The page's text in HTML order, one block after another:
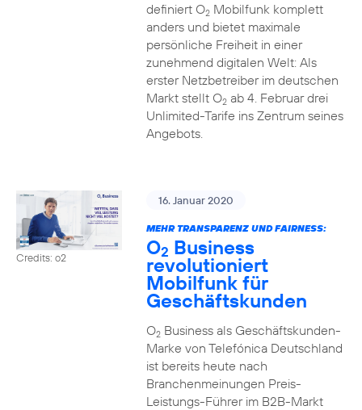
definiert O2Mobilfunk komplett
anders und bietet maximale
persönliche Freiheit in einer
zunehmend digitalen Welt: Als
erster Netzbetreiber im deutschen
Markt stellt O2ab 4. Februar drei
Unlimited-Tarife ins Zentrum seines
Angebots.
Credits: o2
16. Januar 2020
MEHR TRANSPARENZ UND FAIRNESS:
O2 Business
revolutioniert
Mobilfunk für
Geschäftskunden
O2Business als Geschäftskunden-
Marke von Telefónica Deutschland
ist bereits heute nach
Branchenmeinungen Preis-
Leistungs-Führer im B2B-Markt